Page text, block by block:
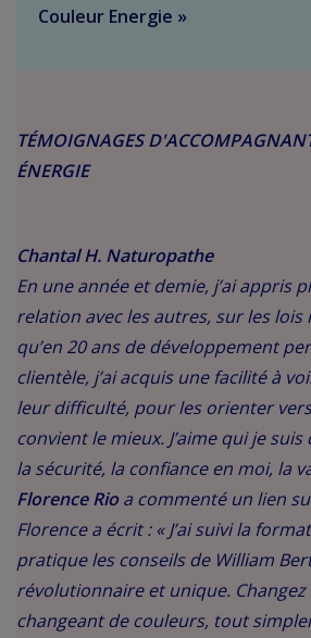
Couleur Energie »
TÉMOIGNAGES
ÉNERGIE
Chantal H. Naturopathe
En une année et demie, j’ai appris
relation avec les autres, sur les lois
qu’en 20 ans de développement
clientèle, j’ai acquis une facilité à
leur difficulté, pour les orienter
convient le mieux. J’aime qui je suis
la sécurité, la confiance en moi, la
Florence Rioa commenté un lien
Florence a écrit : « J’ai suivi la
pratique les conseils de William
révolutionnaire et unique. Changez
changeant de couleurs, tout